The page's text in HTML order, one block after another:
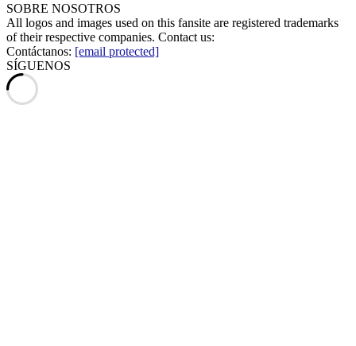
SOBRE NOSOTROS
All logos and images used on this fansite are registered trademarks
of their respective companies. Contact us:
Contáctanos: [email protected]
SÍGUENOS